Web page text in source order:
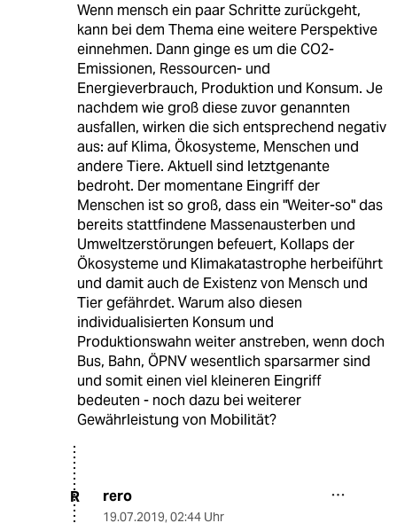
Wenn mensch ein paar Schritte zurückgeht,
kann bei dem Thema eine weitere Perspektive
einnehmen. Dann ginge es um die CO2-
Emissionen, Ressourcen- und
Energieverbrauch, Produktion und Konsum. Je
nachdem wie groß diese zuvor genannten
ausfallen, wirken die sich entsprechend negativ
aus: auf Klima, Ökosysteme, Menschen und
andere Tiere. Aktuell sind letztgenante
bedroht. Der momentane Eingriff der
Menschen ist so groß, dass ein "Weiter-so" das
bereits stattfindene Massenausterben und
Umweltzerstörungen befeuert, Kollaps der
Ökosysteme und Klimakatastrophe herbeiführt
und damit auch de Existenz von Mensch und
Tier gefährdet. Warum also diesen
individualisierten Konsum und
Produktionswahn weiter anstreben, wenn doch
Bus, Bahn, ÖPNV wesentlich sparsarmer sind
und somit einen viel kleineren Eingriff
bedeuten - noch dazu bei weiterer
Gewährleistung von Mobilität?
R rero
19.07.2019, 02:44 Uhr